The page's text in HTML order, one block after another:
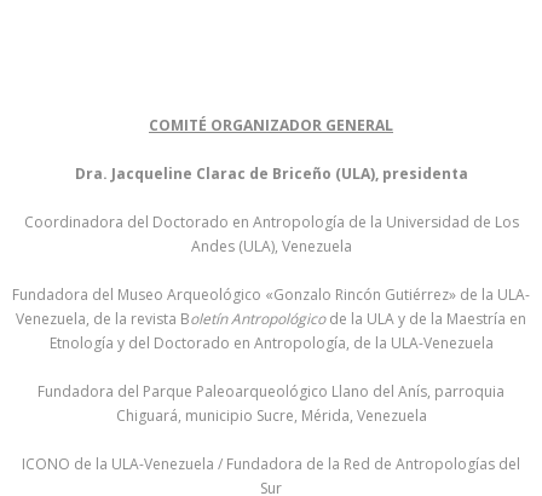
COMITÉ ORGANIZADOR GENERAL
Dra. Jacqueline Clarac de Briceño (ULA), presidenta
Coordinadora del Doctorado en Antropología de la Universidad de Los
Andes (ULA), Venezuela
Fundadora del Museo Arqueológico «Gonzalo Rincón Gutiérrez» de la ULA-
Venezuela, de la revista Boletín Antropológicode la ULA y de la Maestría en
Etnología y del Doctorado en Antropología, de la ULA-Venezuela
Fundadora del Parque Paleoarqueológico Llano del Anís, parroquia
Chiguará, municipio Sucre, Mérida, Venezuela
ICONO de la ULA-Venezuela / Fundadora de la Red de Antropologías del
Sur